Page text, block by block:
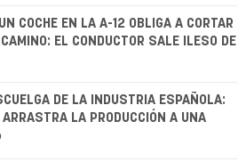
COCHE EN LA A-12 OBLIGA A CORTAR
EL CONDUCTOR SALE ILESO DE
DE LA INDUSTRIA ESPAÑOLA:
ARRASTRA LA PRODUCCIÓN A UNA